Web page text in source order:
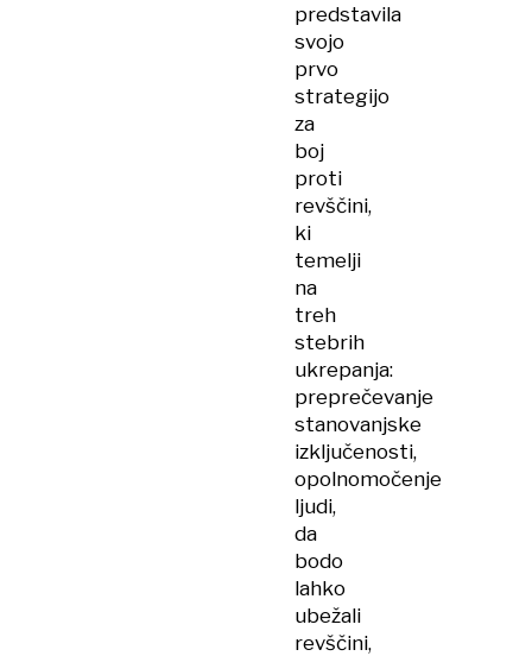
predstavila
svojo
prvo
strategijo
za
boj
proti
revščini,
ki
temelji
na
treh
stebrih
ukrepanja:
preprečevanje
stanovanjske
izključenosti,
opolnomočenje
ljudi,
da
bodo
lahko
ubežali
revščini,